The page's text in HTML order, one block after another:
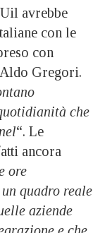
avrebbe
con le
con
Gregori.
che
“. Le
ancora
ore
quadro reale
aziende